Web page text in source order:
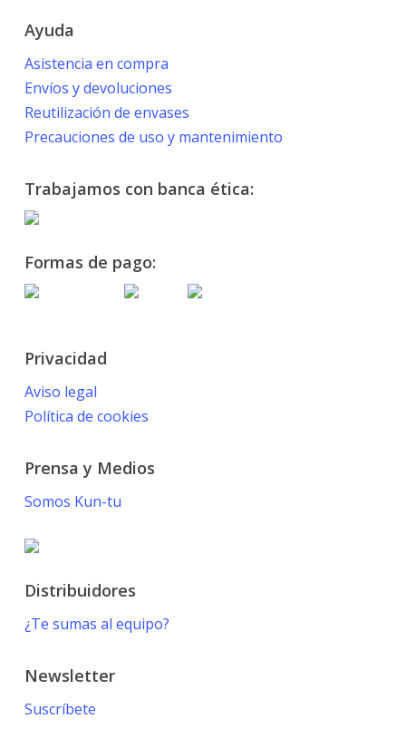
Ayuda
Asistencia en compra
Envíos y devoluciones
Reutilización de envases
Precauciones de uso y mantenimiento
Trabajamos con banca ética:
Formas de pago:
Privacidad
Aviso legal
Política de cookies
Prensa y Medios
Somos Kun-tu
Distribuidores
¿Te sumas al equipo?
Newsletter
Suscríbete